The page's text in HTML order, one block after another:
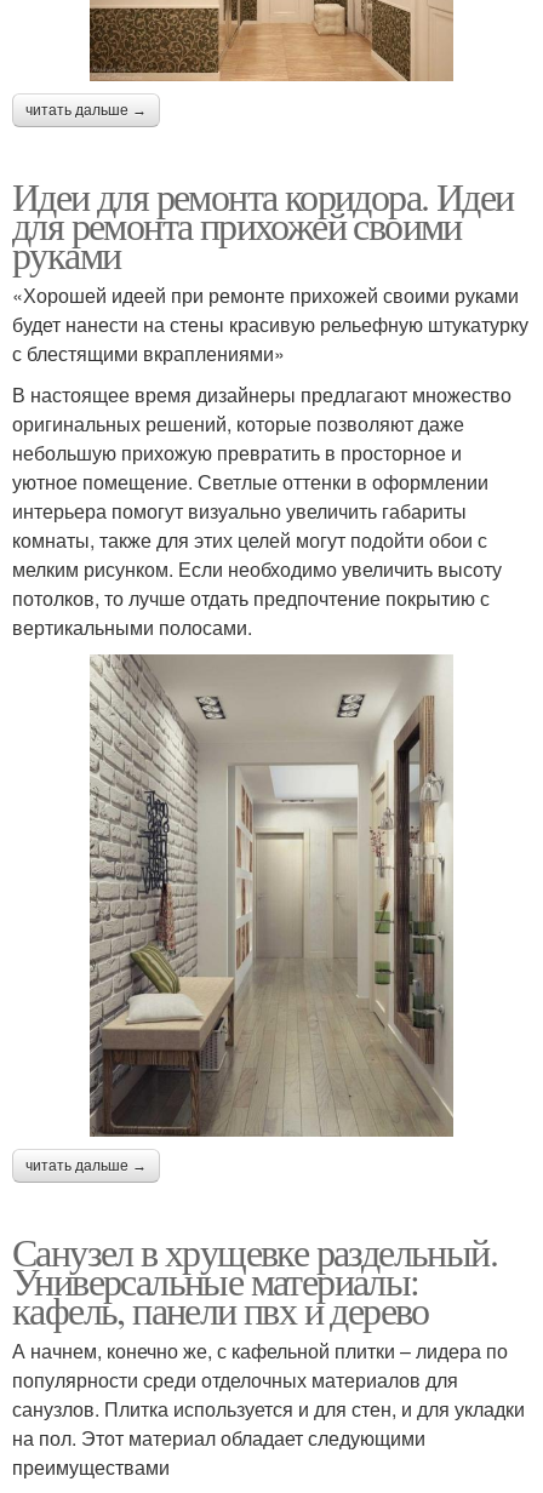
читать дальше →
Идеи для ремонта коридора. Идеи
для ремонта прихожей своими
руками
«Хорошей идеей при ремонте прихожей своими руками
будет нанести на стены красивую рельефную штукатурку
с блестящими вкраплениями»
В настоящее время дизайнеры предлагают множество
оригинальных решений, которые позволяют даже
небольшую прихожую превратить в просторное и
уютное помещение. Светлые оттенки в оформлении
интерьера помогут визуально увеличить габариты
комнаты, также для этих целей могут подойти обои с
мелким рисунком. Если необходимо увеличить высоту
потолков, то лучше отдать предпочтение покрытию с
вертикальными полосами.
читать дальше →
Санузел в хрущевке раздельный.
Универсальные материалы:
кафель, панели пвх и дерево
А начнем, конечно же, с кафельной плитки – лидера по
популярности среди отделочных материалов для
санузлов. Плитка используется и для стен, и для укладки
на пол. Этот материал обладает следующими
преимуществами